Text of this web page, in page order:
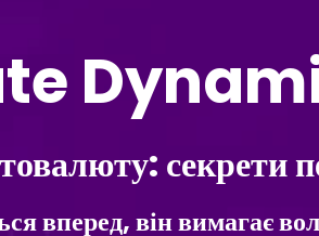
вперед, він вимагає